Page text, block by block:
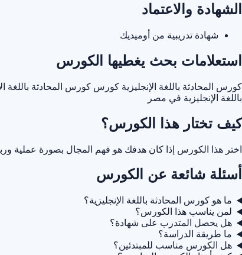
الشهادة والاعتماد
شهادة تدريبية من أوميديك
استعلامات بحث يغطيها الكورس
كورس المحادثة باللغة الإنجليزية كورس كورس المحادثة باللغة
باللغة الإنجليزية في مصر
كيف تختار هذا الكورس؟
اختر هذا الكورس إذا كان هدفك هو فهم المجال بصورة عملية
أسئلة شائعة عن الكورس
ما هو كورس المحادثة باللغة الإنجليزية؟
لمن يناسب هذا الكورس؟
هل يحصل المتدرب على شهادة؟
ما طريقة الدراسة؟
هل الكورس مناسب للمبتدئين؟